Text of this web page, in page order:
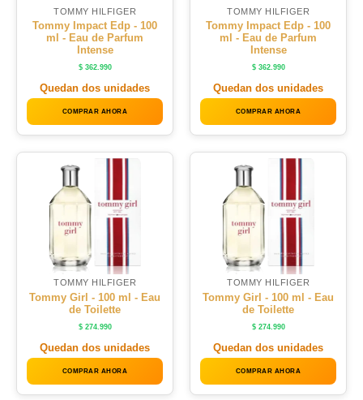
TOMMY HILFIGER
Tommy Impact Edp - 100
ml - Eau de Parfum
Intense
$362.990
Quedan dos unidades
COMPRAR AHORA
TOMMY HILFIGER
Tommy Impact Edp - 100
ml - Eau de Parfum
Intense
$362.990
Quedan dos unidades
COMPRAR AHORA
TOMMY HILFIGER
Tommy Girl - 100 ml - Eau
de Toilette
$274.990
Quedan dos unidades
COMPRAR AHORA
TOMMY HILFIGER
Tommy Girl - 100 ml - Eau
de Toilette
$274.990
Quedan dos unidades
COMPRAR AHORA